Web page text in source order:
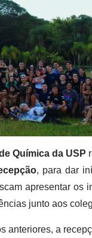
Química da USP
, para dar
apresentar os
junto aos
anteriores, a